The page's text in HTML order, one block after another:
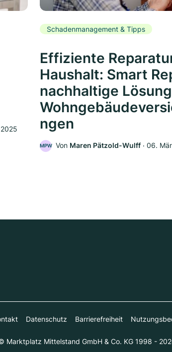
Schadenmanagement & Tipps
Effiziente
Haushalt: Smart
nachhaltige
ngen
MPW Von Maren Pätzold-Wulff ‧ 06.
Datenschutz Barrierefreiheit
Marktplatz Mittelstand GmbH & Co. KG 1998 -